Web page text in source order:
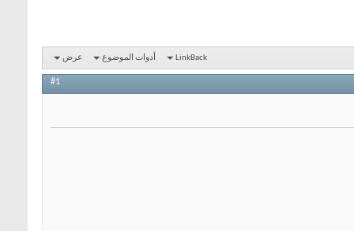
LinkBack أدوات الموضوع عرض
#1